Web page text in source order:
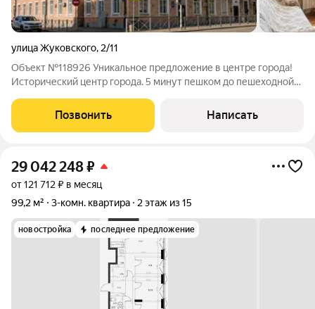
улица Жуковского, 2/11
Объект №118926 Уникальное предложение в центре города!
Исторический центр города. 5 минут пешком до пешеходной
на машине до аквапарка «Ривьера» Рядом Казанский Кремль,
театры, кафе и рестораны
Позвонить Написать
29 042 248₽
от 121 712 ₽ в месяц
99,2 м²
3-комн. квартира 2 этаж из 15
новостройка последнее предложение